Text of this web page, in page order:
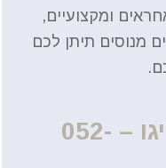
ומקצועיים,
מנוסים תיתן לכם
לפרטים נוספים חייגו – 052-